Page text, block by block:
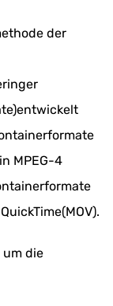
der
MPEG-4
um die